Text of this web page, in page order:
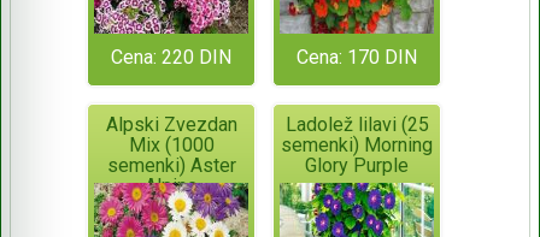
Cena: 220 DIN Cena: 170 DIN
Alpski Zvezdan
Mix (1000
semenki) Aster
Alpine
Ladolež lilavi (25
semenki) Morning
Glory Purple